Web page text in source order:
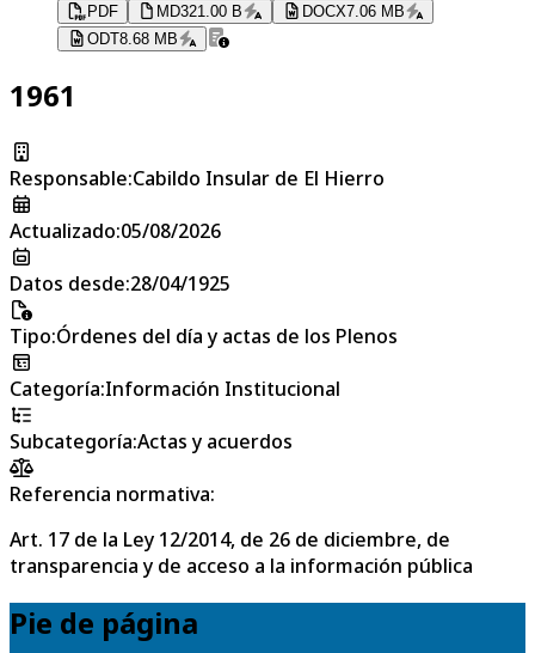
PDF MD321.00 B DOCX7.06 MB
ODT8.68 MB
1961
Responsable:Cabildo Insular de El Hierro
Actualizado:05/08/2026
Datos desde:28/04/1925
Tipo:Órdenes del día y actas de los Plenos
Categoría:Información Institucional
Subcategoría:Actas y acuerdos
Referencia normativa:
Art. 17 de la Ley 12/2014, de 26 de diciembre, de
transparencia y de acceso a la información pública
Pie de página